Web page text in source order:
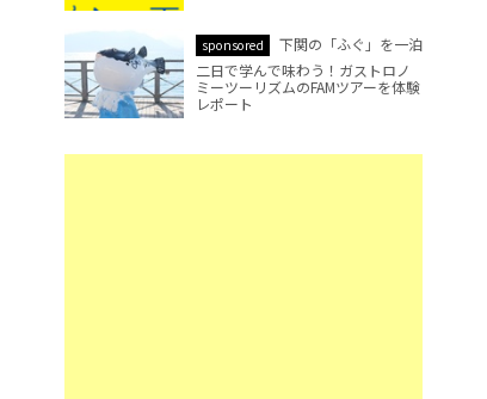
sponsored
下関の「ふぐ」を一泊
二日で学んで味わう！ガストロノ
ミーツーリズムのFAMツアーを体験
レポート